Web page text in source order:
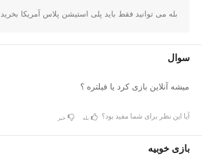
بله می توانید فقط باید پلی استیشن پلاس آمریکا بخرید
سوال
میشه آنلاین بازی کرد یا فیلتره ؟
آیا این نظر برای شما مفید بود؟ بله خیر
بازی خوبیه